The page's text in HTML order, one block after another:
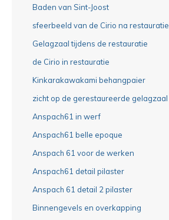
Baden van Sint-Joost
sfeerbeeld van de Cirio na restauratie
Gelagzaal tijdens de restauratie
de Cirio in restauratie
Kinkarakawakami behangpaier
zicht op de gerestaureerde gelagzaal
Anspach61 in werf
Anspach61 belle epoque
Anspach 61 voor de werken
Anspach61 detail pilaster
Anspach 61 detail 2 pilaster
Binnengevels en overkapping